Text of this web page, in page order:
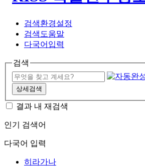
검색환경설정
검색도움말
다국어입력
검색
상세검색
결과 내 재검색
인기 검색어
다국어 입력
히라가나